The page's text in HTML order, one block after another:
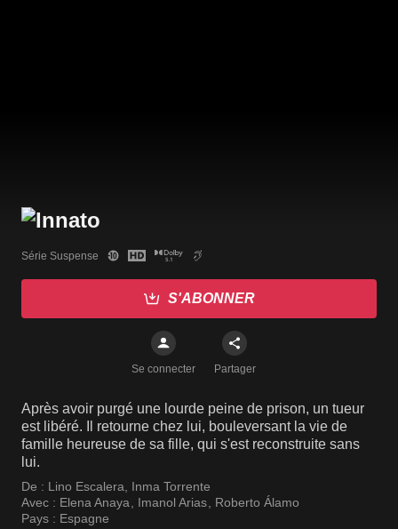
Série Suspense
S'ABONNER
Se connecter Partager
Après avoir purgé une lourde peine de prison, un tueur
est libéré. Il retourne chez lui, bouleversant la vie de
famille heureuse de sa fille, qui s'est reconstruite sans
lui.
De : Lino Escalera, Inma Torrente
Avec : Elena Anaya, Imanol Arias, Roberto Álamo
Pays : Espagne